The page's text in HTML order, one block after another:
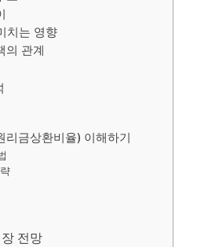
치는 영향
의 관계
리금상환비율) 이해하기
전망